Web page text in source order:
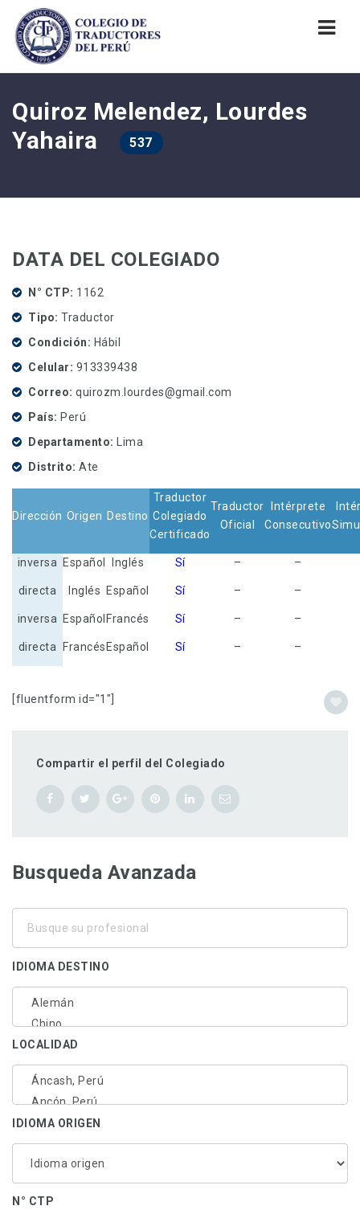
Quiroz Melendez, Lourdes
Yahaira
537
DATA DEL COLEGIADO
N° CTP
1162
Tipo Traductor
Condición
Hábil
Celular
913339438
Correo quirozm.lourdes@gmail.com
País Perú
Departamento Lima
Distrito Ate
Dirección Origen Destino
Traductor
Colegiado
Certificado
Traductor
Oficial
Intérprete
Consecutivo
inversa Español Inglés Sí – –
directa Inglés Español Sí – –
inversa Español Francés Sí – –
directa Francés Español Sí – –
[fluentform id="1"]
Compartir el perfil del Colegiado
Busqueda Avanzada
IDIOMA DESTINO
LOCALIDAD
IDIOMA ORIGEN
N° CTP